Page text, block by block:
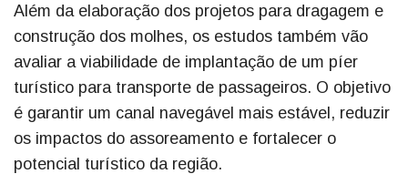
Além da elaboração dos projetos para dragagem e
construção dos molhes, os estudos também vão
avaliar a viabilidade de implantação de um píer
turístico para transporte de passageiros. O objetivo
é garantir um canal navegável mais estável, reduzir
os impactos do assoreamento e fortalecer o
potencial turístico da região.